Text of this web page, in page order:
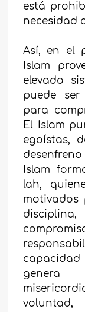
está
necesidad
Así, en el
Islam
elevado
puede
para
El Islam
egoístas,
Islam
lah,
genera